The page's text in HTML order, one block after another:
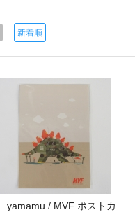
新着順
yamamu / MVF ポストカ